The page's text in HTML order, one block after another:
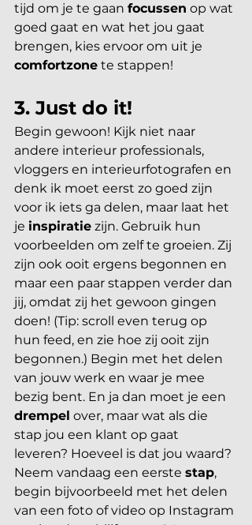
tijd om je te gaan focussen op wat
goed gaat en wat het jou gaat
brengen, kies ervoor om uit je
comfortzone te stappen!
3. Just do it!
Begin gewoon! Kijk niet naar
andere interieur professionals,
vloggers en interieurfotografen en
denk ik moet eerst zo goed zijn
voor ik iets ga delen, maar laat het
je inspiratie zijn. Gebruik hun
voorbeelden om zelf te groeien. Zij
zijn ook ooit ergens begonnen en
maar een paar stappen verder dan
jij, omdat zij het gewoon gingen
doen! (Tip: scroll even terug op
hun feed, en zie hoe zij ooit zijn
begonnen.) Begin met het delen
van jouw werk en waar je mee
bezig bent. En ja dan moet je een
drempel over, maar wat als die
stap jou een klant op gaat
leveren? Hoeveel is dat jou waard?
Neem vandaag een eerste stap,
begin bijvoorbeeld met het delen
van een foto of video op Instagram